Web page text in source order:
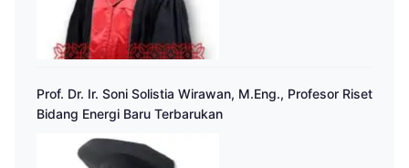
Prof. Dr. Ir. Soni Solistia Wirawan, M.Eng., Profesor Riset
Bidang Energi Baru Terbarukan